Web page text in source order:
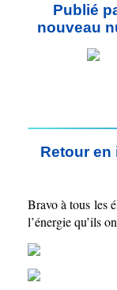
Publié
nouveau
Retour en
Bravo à tous les
l’énergie qu’ils